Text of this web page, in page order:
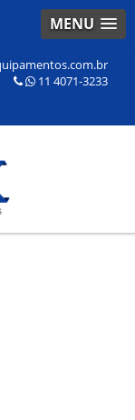
MENU
11 4071-3233